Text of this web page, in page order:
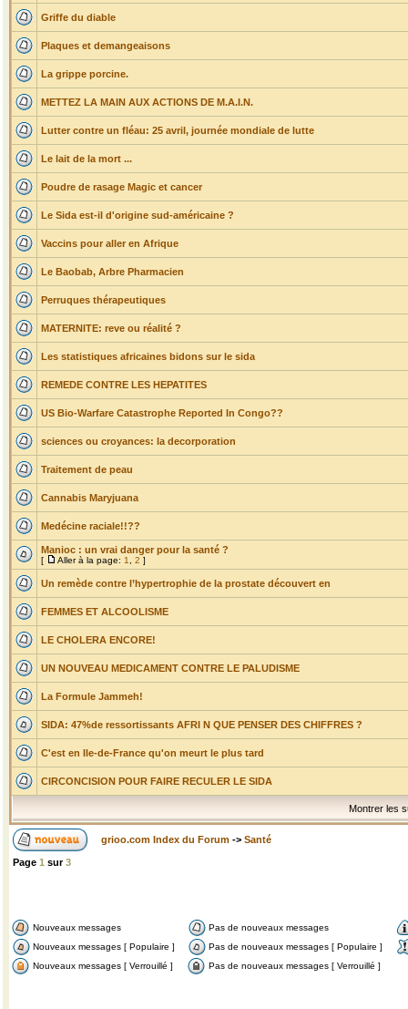
Griffe du diable
Plaques et demangeaisons
La grippe porcine.
METTEZ LA MAIN AUX ACTIONS DE M.A.I.N.
Lutter contre un fléau: 25 avril, journée mondiale de lutte
Le lait de la mort ...
Poudre de rasage Magic et cancer
Le Sida est-il d'origine sud-américaine ?
Vaccins pour aller en Afrique
Le Baobab, Arbre Pharmacien
Perruques thérapeutiques
MATERNITE: reve ou réalité ?
Les statistiques africaines bidons sur le sida
REMEDE CONTRE LES HEPATITES
US Bio-Warfare Catastrophe Reported In Congo??
sciences ou croyances: la decorporation
Traitement de peau
Cannabis Maryjuana
Medécine raciale!!??
Manioc : un vrai danger pour la santé ?
[ Aller à la page: 1 2 ]
Un remède contre l’hypertrophie de la prostate découvert en
FEMMES ET ALCOOLISME
LE CHOLERA ENCORE!
UN NOUVEAU MEDICAMENT CONTRE LE PALUDISME
La Formule Jammeh!
SIDA: 47%de ressortissants AFRI N QUE PENSER DES CHIFFRES ?
C'est en Ile-de-France qu'on meurt le plus tard
CIRCONCISION POUR FAIRE RECULER LE SIDA
Montrer les
grioo.com Index du Forum -> Santé
Page 1 sur3
Nouveaux messages
Pas de nouveaux messages
Nouveaux messages [ Populaire ]
Pas de nouveaux messages [ Populaire ]
Nouveaux messages [ Verrouillé ]
Pas de nouveaux messages [ Verrouillé ]